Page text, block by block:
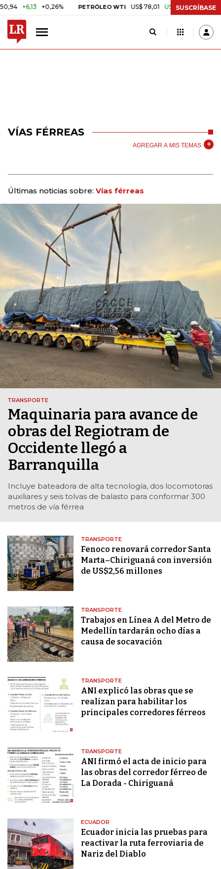
+6,13 +0,26% PETRÓLEO WTI US$ 78,01 US$ 2,92 +3,89%
SUSCRÍBASE
VÍAS FÉRREAS
AGREGAR A MIS TEMAS
Últimas noticias sobre: Vías férreas
TRANSPORTE
Maquinaria para avance de
obras del Regiotram de
Occidente llegó a
Barranquilla
Incluye bateadora de alta tecnología, dos locomotoras
auxiliares y seis tolvas de balasto para conformar 300
metros de vía férrea
TRANSPORTE
Fenoco renovará corredor Santa
Marta–Chiriguaná con inversión
de US$2,56 millones
TRANSPORTE
Trabajos en Línea A del Metro de
Medellín tardarán ocho días a
causa de socavación
TRANSPORTE
ANI explicó las obras que se
realizan para habilitar los
principales corredores férreos
TRANSPORTE
ANI firmó el acta de inicio para
las obras del corredor férreo de
La Dorada - Chiriguaná
ECUADOR
Ecuador inicia las pruebas para
reactivar la ruta ferroviaria de
Nariz del Diablo